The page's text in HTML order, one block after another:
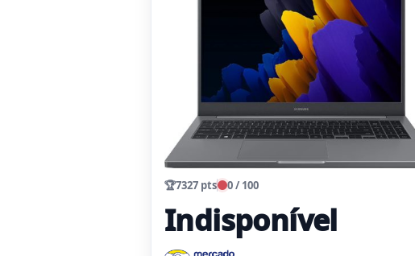
🏆7327 pts 0 / 100
Indisponível